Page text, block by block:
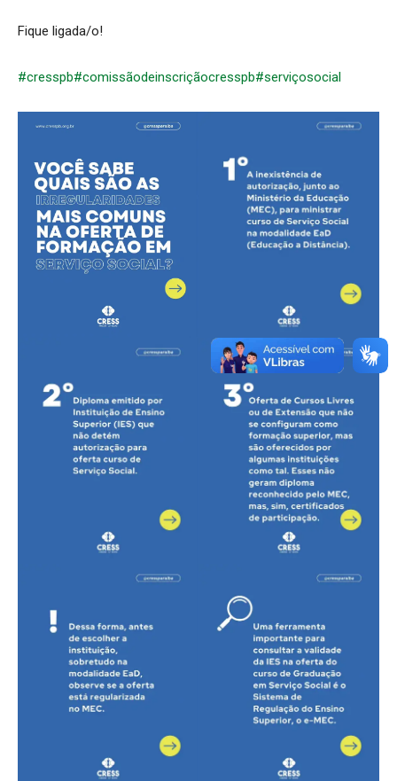
Fique ligada/o!
#cresspb#comissãodeinscriçãocresspb#serviçosocial